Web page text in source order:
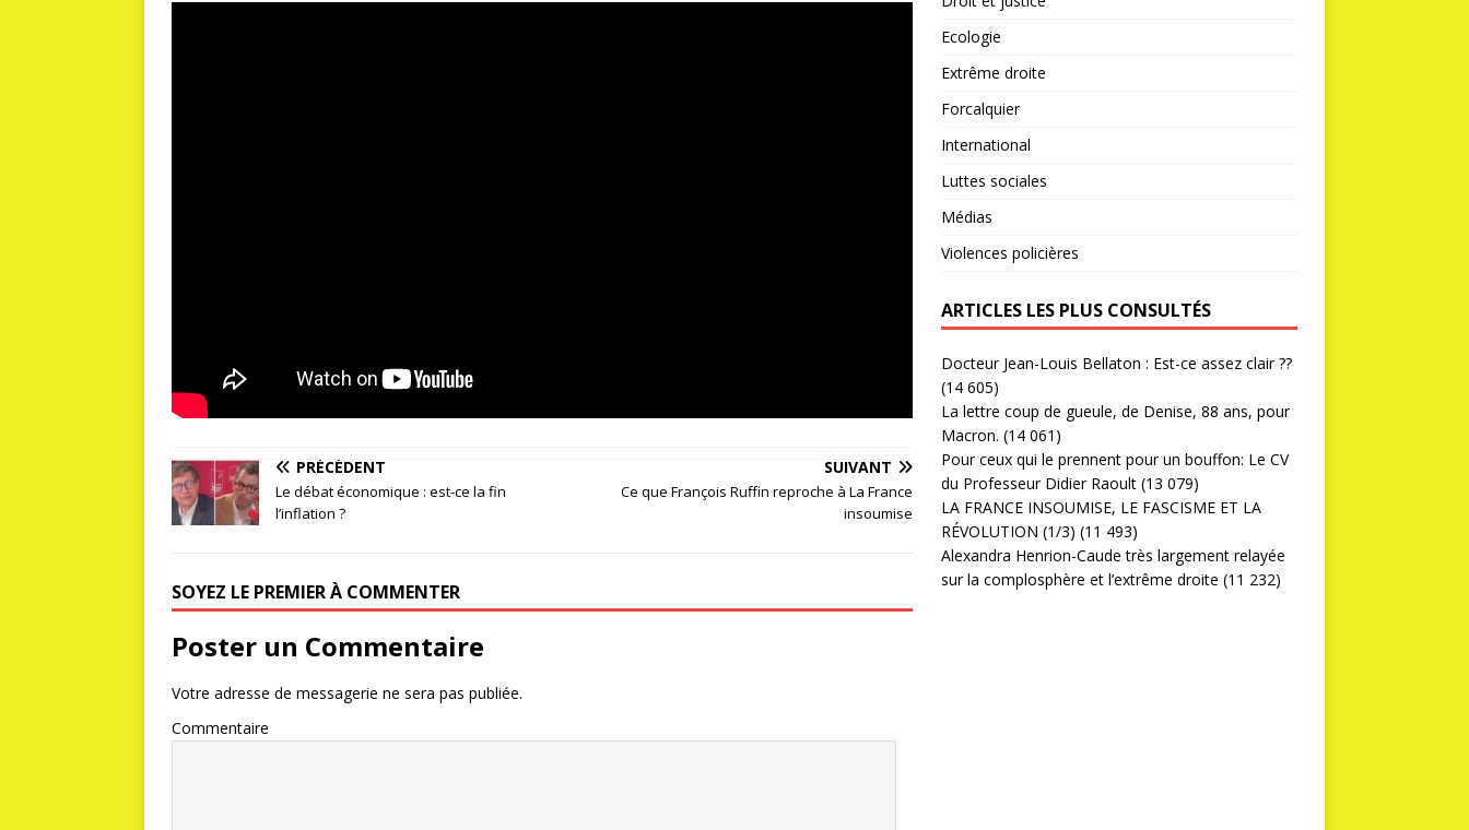
PRÉCÉDENT
Le débat économique : est-ce la fin
l’inflation ?
SUIVANT
Ce que François Ruffin reproche à La France
insoumise
SOYEZ LE PREMIER À COMMENTER
Poster un Commentaire
Votre adresse de messagerie ne sera pas publiée.
Commentaire
Ecologie
Extrême droite
Forcalquier
International
Luttes sociales
Médias
Violences policières
ARTICLES LES PLUS CONSULTÉS
Docteur Jean-Louis Bellaton : Est-ce assez clair ??
(14 605)
La lettre coup de gueule, de Denise, 88 ans, pour
Macron. (14 061)
Pour ceux qui le prennent pour un bouffon: Le CV
du Professeur Didier Raoult (13 079)
LA FRANCE INSOUMISE, LE FASCISME ET LA
RÉVOLUTION (1/3) (11 493)
Alexandra Henrion-Caude très largement relayée
sur la complosphère et l’extrême droite (11 232)